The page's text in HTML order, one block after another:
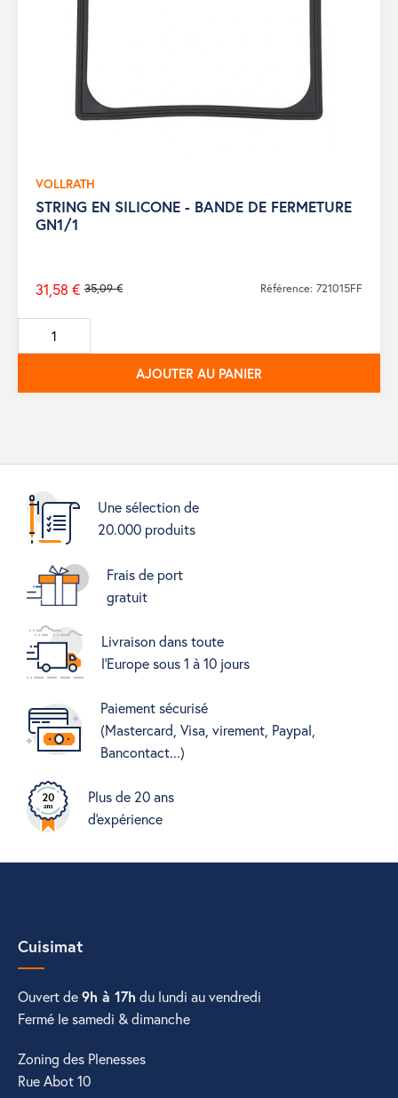
VOLLRATH
STRING EN SILICONE - BANDE DE FERMETURE
GN1/1
Prix
de
base
35,09 €
31,58 € Référence: 721015FF
AJOUTER AU PANIER
Une sélection de
20.000 produits
Frais de port
gratuit
Livraison dans toute
l'Europe sous 1 à 10 jours
Paiement sécurisé
(Mastercard, Visa, virement, Paypal,
Bancontact...)
Plus de 20 ans
d'expérience
Cuisimat
Ouvert de9h à 17h du lundi au vendredi
Fermé le samedi & dimanche
Zoning des Plenesses
Rue Abot 10